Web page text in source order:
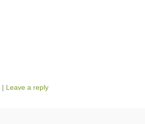
| Leave a reply